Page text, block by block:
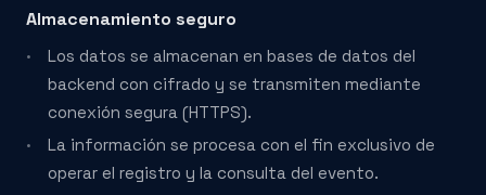
Almacenamiento seguro
Los datos se almacenan en bases de datos del
backend con cifrado y se transmiten mediante
conexión segura (HTTPS).
La información se procesa con el fin exclusivo de
operar el registro y la consulta del evento.